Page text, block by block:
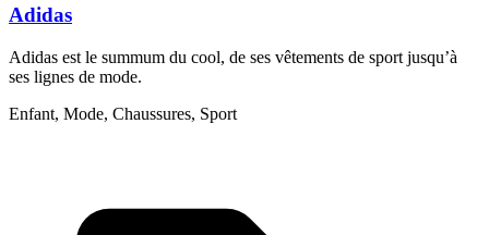
Adidas
Adidas est le summum du cool, de ses vêtements de sport jusqu’à
ses lignes de mode.
Enfant, Mode, Chaussures, Sport